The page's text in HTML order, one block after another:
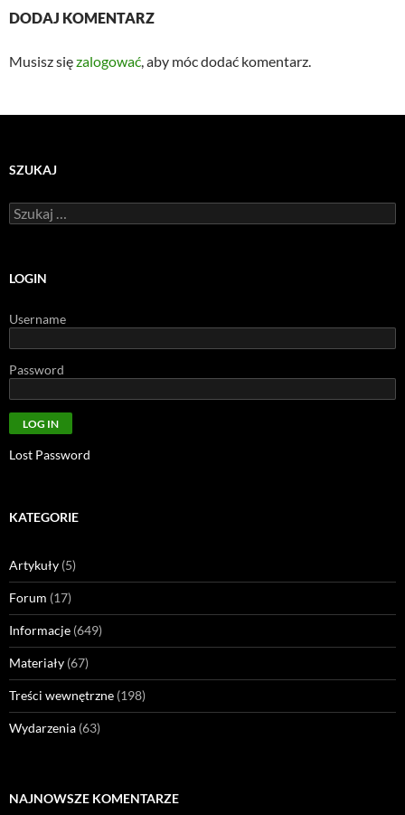
DODAJ KOMENTARZ
Musisz sięzalogować, aby móc dodać komentarz.
SZUKAJ
Szukaj:
LOGIN
Username
Password
Lost Password
KATEGORIE
Artykuły (5)
Forum (17)
Informacje (649)
Materiały (67)
Treści wewnętrzne (198)
Wydarzenia (63)
NAJNOWSZE KOMENTARZE